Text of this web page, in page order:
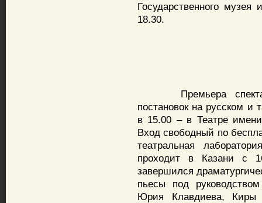
Государственного музея
18.30.
Премьера
постановок на русском и
в 15.00 – в Театре
Вход свободный по
театральная
проходит в Казани с
завершился
пьесы под
Юрия Клавдиева, Киры